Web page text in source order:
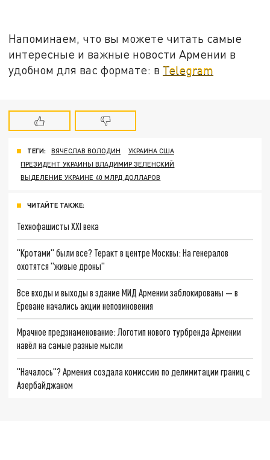
Напоминаем, что вы можете читать самые
интересные и важные новости Армении в
удобном для вас формате: в Telegram
ТЕГИ: ВЯЧЕСЛАВ ВОЛОДИН
УКРАИНА США
ПРЕЗИДЕНТ УКРАИНЫ ВЛАДИМИР ЗЕЛЕНСКИЙ
ВЫДЕЛЕНИЕ УКРАИНЕ 40 МЛРД ДОЛЛАРОВ
ЧИТАЙТЕ ТАКЖЕ:
Технофашисты XXI века
"Кротами" были все? Теракт в центре Москвы: На генералов
охотятся "живые дроны"
Все входы и выходы в здание МИД Армении заблокированы — в
Ереване начались акции неповиновения
Мрачное предзнаменование: Логотип нового турбренда Армении
навёл на самые разные мысли
"Началось"? Армения создала комиссию по делимитации границ с
Азербайджаном